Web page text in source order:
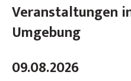
Veranstaltungen
Umgebung
09.08.2026